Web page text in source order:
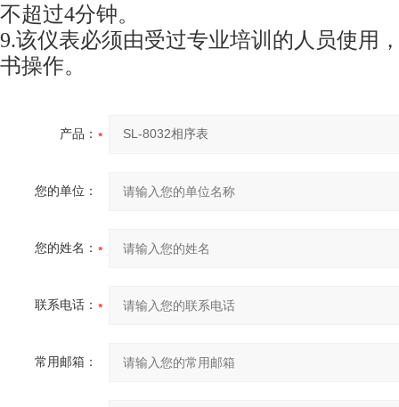
不超过4分钟。
9.该仪表必须由受过专业培训的人员使用
书操作。
产品：
您的单位：
您的姓名：
联系电话：
常用邮箱：